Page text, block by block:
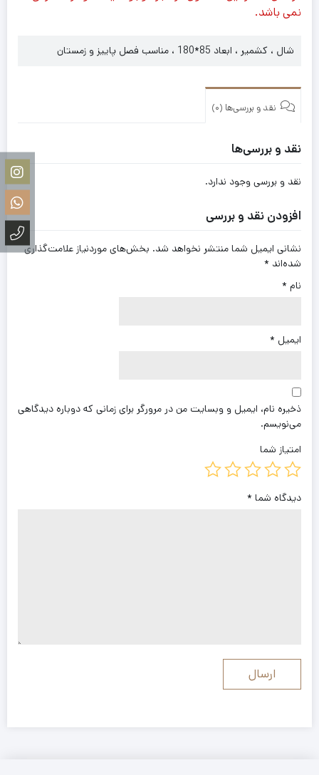
نمی باشد.
شال ، کشمیر ، ابعاد 85*180 ، مناسب فصل پاییز و زمستان
نقد و بررسی‌ها (0)
نقد و بررسی‌ها
نقد و بررسی وجود ندارد.
افزودن نقد و بررسی
نشانی ایمیل شما منتشر نخواهد شد. بخش‌های موردنیاز علامت‌گذاری
شده‌اند *
نام *
ایمیل *
ذخیره نام، ایمیل و وبسایت من در مرورگر برای زمانی که دوباره دیدگاهی
می‌نویسم.
امتیاز شما
دیدگاه شما *